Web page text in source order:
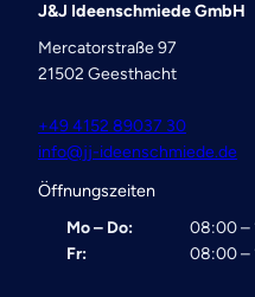
J&J Ideenschmiede GmbH
Mercatorstraße 97
21502 Geesthacht
+49 4152 89037 30
info@jj-ideenschmiede.de
Öffnungszeiten
Mo – Do:
Fr:
08:00 –
08:00 –